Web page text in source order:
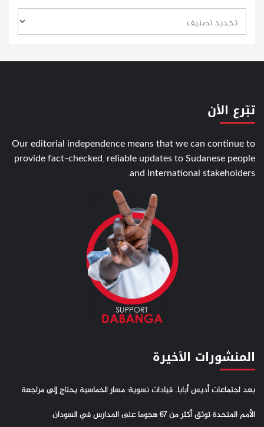
تبّرع الأن
Our editorial independence means that we can continue to
provide fact-checked, reliable updates to Sudanese people
and international stakeholders.
المنشورات الأخيرة
بعد اجتماعات أديس أبابا.. قيادات نسوية: مسار الخماسية يحتاج إلى مراجعة
الأمم المتحدة توثق أكثر من 67 هجوما على المدارس في السودان